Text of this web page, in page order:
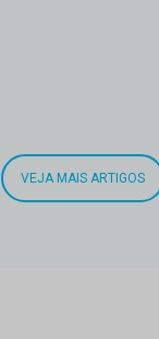
VEJA MAIS ARTIGOS